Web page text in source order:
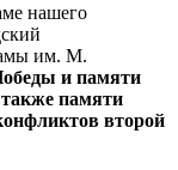
нашего
им. М.
и памяти
также памяти
второй